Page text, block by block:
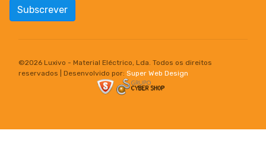
Subscrever
©2026 Luxivo - Material Eléctrico, Lda. Todos os direitos
reservados | Desenvolvido por: Super Web Design